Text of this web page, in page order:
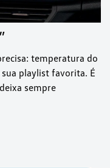
temperatura do
playlist favorita. É
sempre